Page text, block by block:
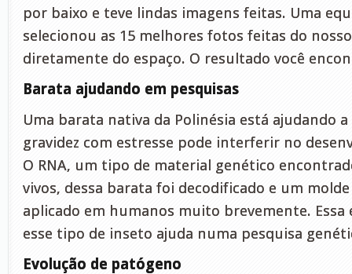
por baixo e teve lindas imagens feitas. Uma
selecionou as 15 melhores fotos feitas do
diretamente do espaço. O resultado você
Barata ajudando em pesquisas
Uma barata nativa da Polinésia está ajudando
gravidez com estresse pode interferir no
O RNA, um tipo de material genético
vivos, dessa barata foi decodificado e um
aplicado em humanos muito brevemente. Essa
esse tipo de inseto ajuda numa pesquisa
Evolução de patógeno